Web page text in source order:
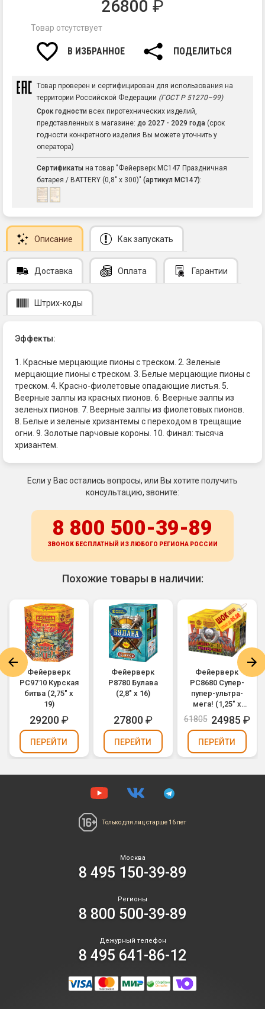
26800 ₽
Товар отсутствует
В ИЗБРАННОЕ ПОДЕЛИТЬСЯ
Товар проверен и сертифицирован для использования на
территории Российской Федерации (ГОСТ Р 51270–99)
Срок годности всех пиротехнических изделий,
представленных в магазине: до 2027 - 2029 года (срок
годности конкретного изделия Вы можете уточнить у
оператора)
Сертификаты на товар "Фейерверк MC147 Праздничная
батарея / BATTERY (0,8" х 300)" (артикул MC147):
Описание Как запускать
Доставка Оплата Гарантии
Штрих-коды
Эффекты:
1. Красные мерцающие пионы с треском. 2. Зеленые
мерцающие пионы с треском. 3. Белые мерцающие пионы с
треском. 4. Красно-фиолетовые опадающие листья. 5.
Веерные залпы из красных пионов. 6. Веерные залпы из
зеленых пионов. 7. Веерные залпы из фиолетовых пионов.
8. Белые и зеленые хризантемы с переходом в трещащие
огни. 9. Золотые парчовые короны. 10. Финал: тысяча
хризантем.
Если у Вас остались вопросы, или Вы хотите получить
консультацию, звоните:
8 800 500-39-89
ЗВОНОК БЕСПЛАТНЫЙ ИЗ ЛЮБОГО РЕГИОНА РОССИИ
Похожие товары в наличии:
Фейерверк
РС9710 Курская
битва (2,75" х
19)
29200₽
ПЕРЕЙТИ
Фейерверк
Р8780 Булава
(2,8" х 16)
27800₽
ПЕРЕЙТИ
Фейерверк
РС8680 Супер-
пупер-ультра-
мега! (1,25" х
90)
61805 24985 ₽
ПЕРЕЙТИ
Только для лиц старше 16 лет
Москва
8 495 150-39-89
Регионы
8 800 500-39-89
Дежурный телефон
8 495 641-86-12